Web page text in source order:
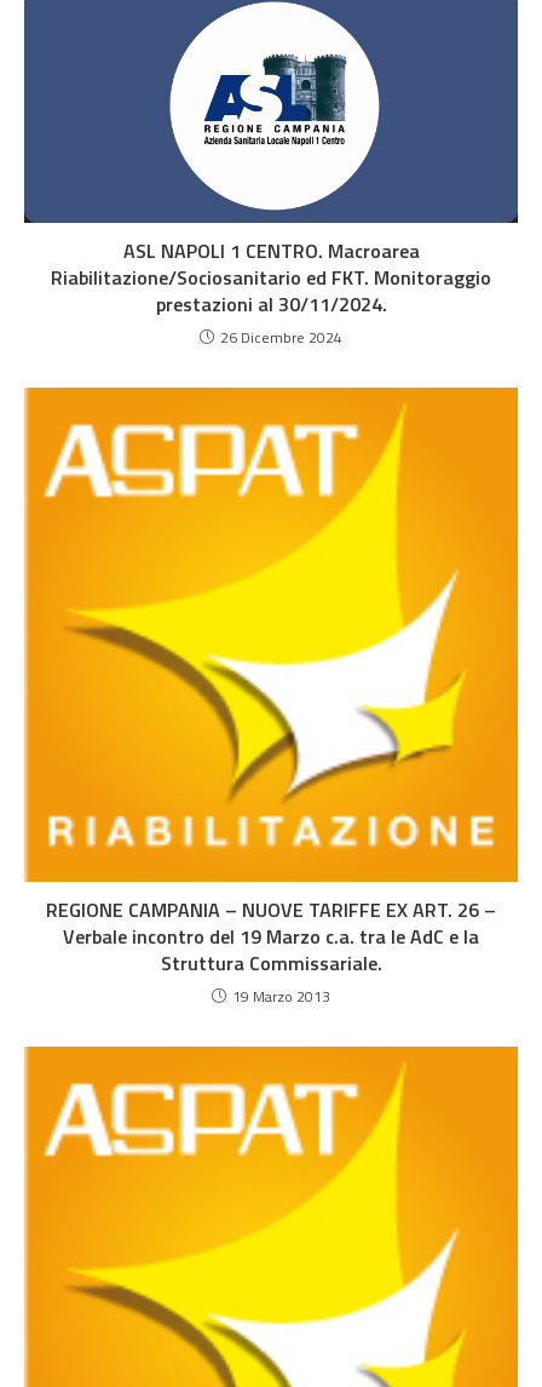
ASL NAPOLI 1 CENTRO. Macroarea
Riabilitazione/Sociosanitario ed FKT. Monitoraggio
prestazioni al 30/11/2024.
26 Dicembre 2024
REGIONE CAMPANIA – NUOVE TARIFFE EX ART. 26 –
Verbale incontro del 19 Marzo c.a. tra le AdC e la
Struttura Commissariale.
19 Marzo 2013